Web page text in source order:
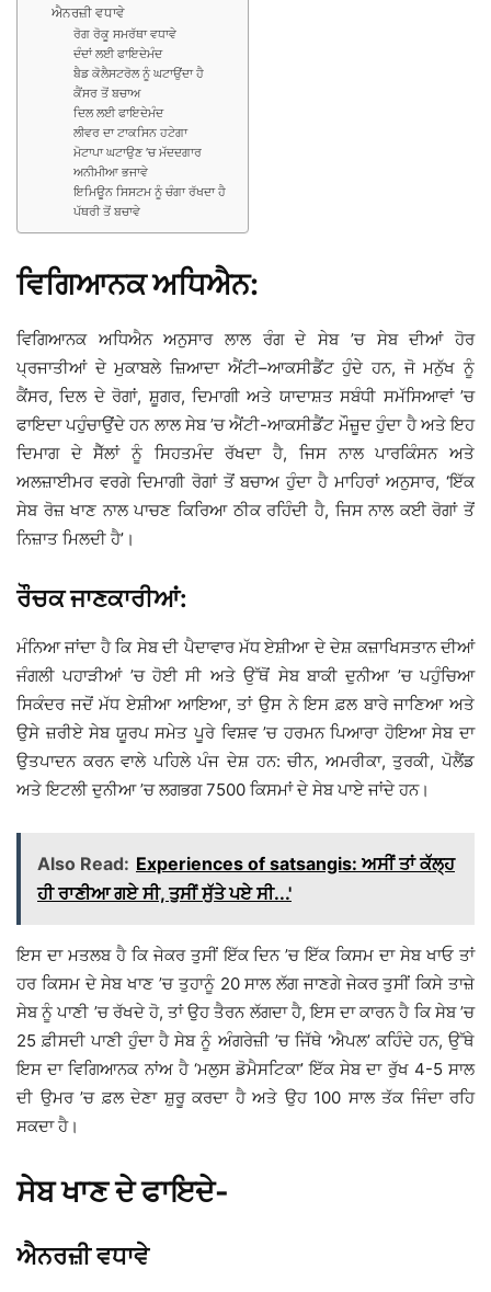
ਐਨਰਜ਼ੀ ਵਧਾਵੇ
ਰੋਗ ਰੋਕੂ ਸਮਰੱਥਾ ਵਧਾਵੇ
ਦੰਦਾਂ ਲਈ ਫਾਇਦੇਮੰਦ
ਬੈਡ ਕੋਲੈਸਟਰੋਲ ਨੂੰ ਘਟਾਉਂਦਾ ਹੈ
ਕੈਂਸਰ ਤੋਂ ਬਚਾਅ
ਦਿਲ ਲਈ ਫਾਇਦੇਮੰਦ
ਲੀਵਰ ਦਾ ਟਾਕਸਿਨ ਹਟੇਗਾ
ਮੋਟਾਪਾ ਘਟਾਉਣ ’ਚ ਮੱਦਦਗਾਰ
ਅਨੀਮੀਆ ਭਜਾਵੇ
ਇਮਿਊਨ ਸਿਸਟਮ ਨੂੰ ਚੰਗਾ ਰੱਖਦਾ ਹੈ
ਪੱਥਰੀ ਤੋਂ ਬਚਾਵੇ
ਵਿਗਿਆਨਕ ਅਧਿਐਨ:
ਵਿਗਿਆਨਕ ਅਧਿਐਨ ਅਨੁਸਾਰ ਲਾਲ ਰੰਗ ਦੇ ਸੇਬ ’ਚ ਸੇਬ ਦੀਆਂ ਹੋਰ
ਪ੍ਰਜਾਤੀਆਂ ਦੇ ਮੁਕਾਬਲੇ ਜ਼ਿਆਦਾ ਐਂਟੀ–ਆਕਸੀਡੈਂਟ ਹੁੰਦੇ ਹਨ, ਜੋ ਮਨੁੱਖ ਨੂੰ
ਕੈਂਸਰ, ਦਿਲ ਦੇ ਰੋਗਾਂ, ਸ਼ੂਗਰ, ਦਿਮਾਗੀ ਅਤੇ ਯਾਦਾਸ਼ਤ ਸਬੰਧੀ ਸਮੱਸਿਆਵਾਂ ’ਚ
ਫਾਇਦਾ ਪਹੁੰਚਾਉਂਦੇ ਹਨ ਲਾਲ ਸੇਬ ’ਚ ਐਂਟੀ-ਆਕਸੀਡੈਂਟ ਮੌਜ਼ੂਦ ਹੁੰਦਾ ਹੈ ਅਤੇ ਇਹ
ਦਿਮਾਗ ਦੇ ਸੈੱਲਾਂ ਨੂੰ ਸਿਹਤਮੰਦ ਰੱਖਦਾ ਹੈ, ਜਿਸ ਨਾਲ ਪਾਰਕਿੰਸਨ ਅਤੇ
ਅਲਜ਼ਾਈਮਰ ਵਰਗੇ ਦਿਮਾਗੀ ਰੋਗਾਂ ਤੋਂ ਬਚਾਅ ਹੁੰਦਾ ਹੈ ਮਾਹਿਰਾਂ ਅਨੁਸਾਰ, ‘ਇੱਕ
ਸੇਬ ਰੋਜ਼ ਖਾਣ ਨਾਲ ਪਾਚਣ ਕਿਰਿਆ ਠੀਕ ਰਹਿੰਦੀ ਹੈ, ਜਿਸ ਨਾਲ ਕਈ ਰੋਗਾਂ ਤੋਂ
ਨਿਜ਼ਾਤ ਮਿਲਦੀ ਹੈ’।
ਰੌਚਕ ਜਾਣਕਾਰੀਆਂ:
ਮੰਨਿਆ ਜਾਂਦਾ ਹੈ ਕਿ ਸੇਬ ਦੀ ਪੈਦਾਵਾਰ ਮੱਧ ਏਸ਼ੀਆ ਦੇ ਦੇਸ਼ ਕਜ਼ਾਖਿਸਤਾਨ ਦੀਆਂ
ਜੰਗਲੀ ਪਹਾੜੀਆਂ ’ਚ ਹੋਈ ਸੀ ਅਤੇ ਉੱਥੋਂ ਸੇਬ ਬਾਕੀ ਦੁਨੀਆ ’ਚ ਪਹੁੰਚਿਆ
ਸਿਕੰਦਰ ਜਦੋਂ ਮੱਧ ਏਸ਼ੀਆ ਆਇਆ, ਤਾਂ ਉਸ ਨੇ ਇਸ ਫ਼ਲ ਬਾਰੇ ਜਾਣਿਆ ਅਤੇ
ਉਸੇ ਜ਼ਰੀਏ ਸੇਬ ਯੂਰਪ ਸਮੇਤ ਪੂਰੇ ਵਿਸ਼ਵ ’ਚ ਹਰਮਨ ਪਿਆਰਾ ਹੋਇਆ ਸੇਬ ਦਾ
ਉਤਪਾਦਨ ਕਰਨ ਵਾਲੇ ਪਹਿਲੇ ਪੰਜ ਦੇਸ਼ ਹਨ: ਚੀਨ, ਅਮਰੀਕਾ, ਤੁਰਕੀ, ਪੋਲੈਂਡ
ਅਤੇ ਇਟਲੀ ਦੁਨੀਆ ’ਚ ਲਗਭਗ 7500 ਕਿਸਮਾਂ ਦੇ ਸੇਬ ਪਾਏ ਜਾਂਦੇ ਹਨ।
Also Read: Experiences of satsangis: ਅਸੀਂ ਤਾਂ ਕੱਲ੍ਹ
ਹੀ ਰਾਣੀਆ ਗਏ ਸੀ, ਤੁਸੀਂ ਸੁੱਤੇ ਪਏ ਸੀ...'
ਇਸ ਦਾ ਮਤਲਬ ਹੈ ਕਿ ਜੇਕਰ ਤੁਸੀਂ ਇੱਕ ਦਿਨ ’ਚ ਇੱਕ ਕਿਸਮ ਦਾ ਸੇਬ ਖਾਓ ਤਾਂ
ਹਰ ਕਿਸਮ ਦੇ ਸੇਬ ਖਾਣ ’ਚ ਤੁਹਾਨੂੰ 20 ਸਾਲ ਲੱਗ ਜਾਣਗੇ ਜੇਕਰ ਤੁਸੀਂ ਕਿਸੇ ਤਾਜ਼ੇ
ਸੇਬ ਨੂੰ ਪਾਣੀ ’ਚ ਰੱਖਦੇ ਹੋ, ਤਾਂ ਉਹ ਤੈਰਨ ਲੱਗਦਾ ਹੈ, ਇਸ ਦਾ ਕਾਰਨ ਹੈ ਕਿ ਸੇਬ ’ਚ
25 ਫ਼ੀਸਦੀ ਪਾਣੀ ਹੁੰਦਾ ਹੈ ਸੇਬ ਨੂੰ ਅੰਗਰੇਜ਼ੀ ’ਚ ਜਿੱਥੇ ‘ਐਪਲ’ ਕਹਿੰਦੇ ਹਨ, ਉੱਥੇ
ਇਸ ਦਾ ਵਿਗਿਆਨਕ ਨਾਂਅ ਹੈ ‘ਮਲੁਸ ਡੋਮੈਸਟਿਕਾ’ ਇੱਕ ਸੇਬ ਦਾ ਰੁੱਖ 4-5 ਸਾਲ
ਦੀ ਉਮਰ ’ਚ ਫ਼ਲ ਦੇਣਾ ਸ਼ੁਰੂ ਕਰਦਾ ਹੈ ਅਤੇ ਉਹ 100 ਸਾਲ ਤੱਕ ਜਿੰਦਾ ਰਹਿ
ਸਕਦਾ ਹੈ।
ਸੇਬ ਖਾਣ ਦੇ ਫਾਇਦੇ-
ਐਨਰਜ਼ੀ ਵਧਾਵੇ